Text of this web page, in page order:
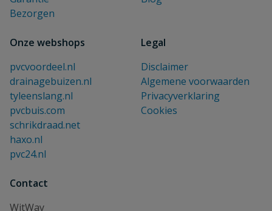
Bezorgen
Onze webshops
pvcvoordeel.nl
drainagebuizen.nl
tyleenslang.nl
pvcbuis.com
schrikdraad.net
haxo.nl
pvc24.nl
Legal
Disclaimer
Algemene voorwaarden
Privacyverklaring
Cookies
Contact
WitWay